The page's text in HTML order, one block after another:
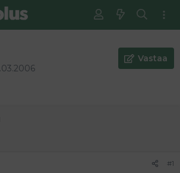
Vastaa
#1